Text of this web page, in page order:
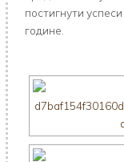
постигнути
године.